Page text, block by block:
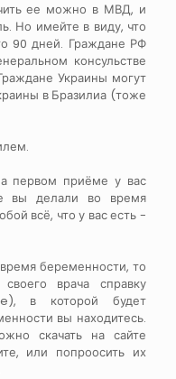
ее можно в МВД, и
Но имейте в виду, что
90 дней. Граждане РФ
консульстве
Украины могут
в Бразилиа (тоже
первом приёме у вас
вы делали во время
всё, что у вас есть -
беременности, то
врача справку
в которой будет
вы находитесь.
скачать на сайте
или попроосить их